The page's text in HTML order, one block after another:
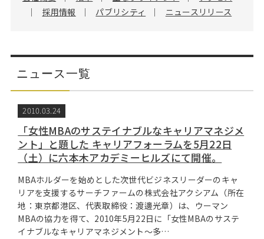
MBA留学生数の推移
MBAを生かす求人特集
年齢と年収の相関図
よくある面接Q&A集
Web面接の準備・注意点
転職成功への4つの鍵
注目企業インタビュー
海外セミナー
プロ経営者の特別セミナー
Career Talk Live
MBA NETWORKING
採用情報
ニュースリリース
採用情報
パブリシティ ニュースリリース
ニュース一覧
2010.03.24
「女性MBAのサステイナブルなキャリアマネジメ
ント」と題した キャリアフォーラムを5月22日
（土）に六本木アカデミーヒルズにて開催。
MBAホルダーを始めとした次世代ビジネスリーダーのキャ
リアを支援するサーチファームの株式会社アクシアム（所在
地：東京都港区、代表取締役：渡邊光章）は、ウーマン
MBAの協力を得て、2010年5月22日に「女性MBAのサステ
イナブルなキャリアマネジメント～多…